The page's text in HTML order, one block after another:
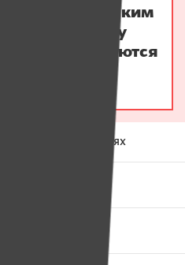
по техническим
в поддержку
не принимаются
в социальных сетях